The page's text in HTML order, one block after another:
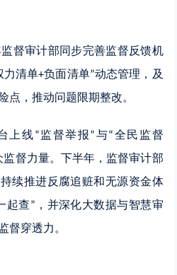
督审计部同步完善监督反馈机
力清单+负面清单”动态管理，及
点，推动问题限期整改。
上线“监督举报”与“全民监督
督力量。下半年，监督审计部
续推进反腐追赃和无源资金体
起查” ，并深化大数据与智慧审
督穿透力。